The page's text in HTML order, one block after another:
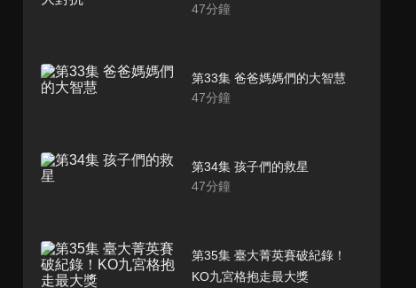
47分鐘
第33集 爸爸媽媽們的大智慧
47分鐘
第34集 孩子們的救星
47分鐘
第35集 臺大菁英賽破紀錄！
KO九宮格抱走最大獎